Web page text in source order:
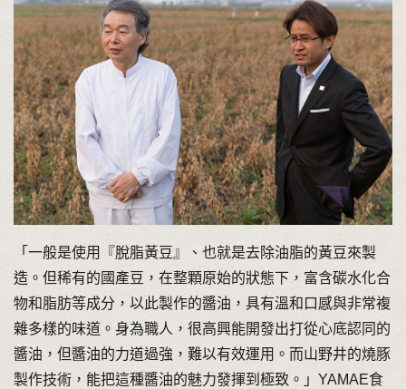
「一般是使用『脫脂黃豆』、也就是去除油脂的黃豆來製
造。但稀有的國產豆，在整顆原始的狀態下，富含碳水化合
物和脂肪等成分，以此製作的醬油，具有溫和口感與非常複
雜多樣的味道。身為職人，很高興能開發出打從心底認同的
醬油，但醬油的力道過強，難以有效運用。而山野井的燒豚
製作技術，能把這種醬油的魅力發揮到極致。」YAMAE食